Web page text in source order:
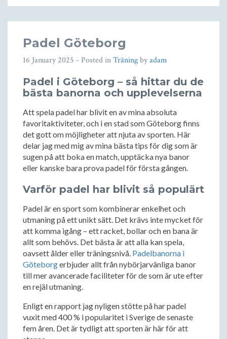
Padel Göteborg
16 January 2025 - Posted inTräningbyadam
Padel i Göteborg – så hittar du de
bästa banorna och upplevelserna
Att spela padel har blivit en av mina absoluta
favoritaktiviteter, och i en stad som Göteborg finns
det gott om möjligheter att njuta av sporten. Här
delar jag med mig av mina bästa tips för dig som är
sugen på att boka en match, upptäcka nya banor
eller kanske bara prova padel för första gången.
Varför padel har blivit så populärt
Padel är en sport som kombinerar enkelhet och
utmaning på ett unikt sätt. Det krävs inte mycket för
att komma igång – ett racket, bollar och en bana är
allt som behövs. Det bästa är att alla kan spela,
oavsett ålder eller träningsnivå. Padelbanorna i
Göteborgerbjuder allt från nybörjarvänliga banor
till mer avancerade faciliteter för de som är ute efter
en rejäl utmaning.
Enligt en rapport jag nyligen stötte på har padel
vuxit med 400 % i popularitet i Sverige de senaste
fem åren. Det är tydligt att sporten är här för att